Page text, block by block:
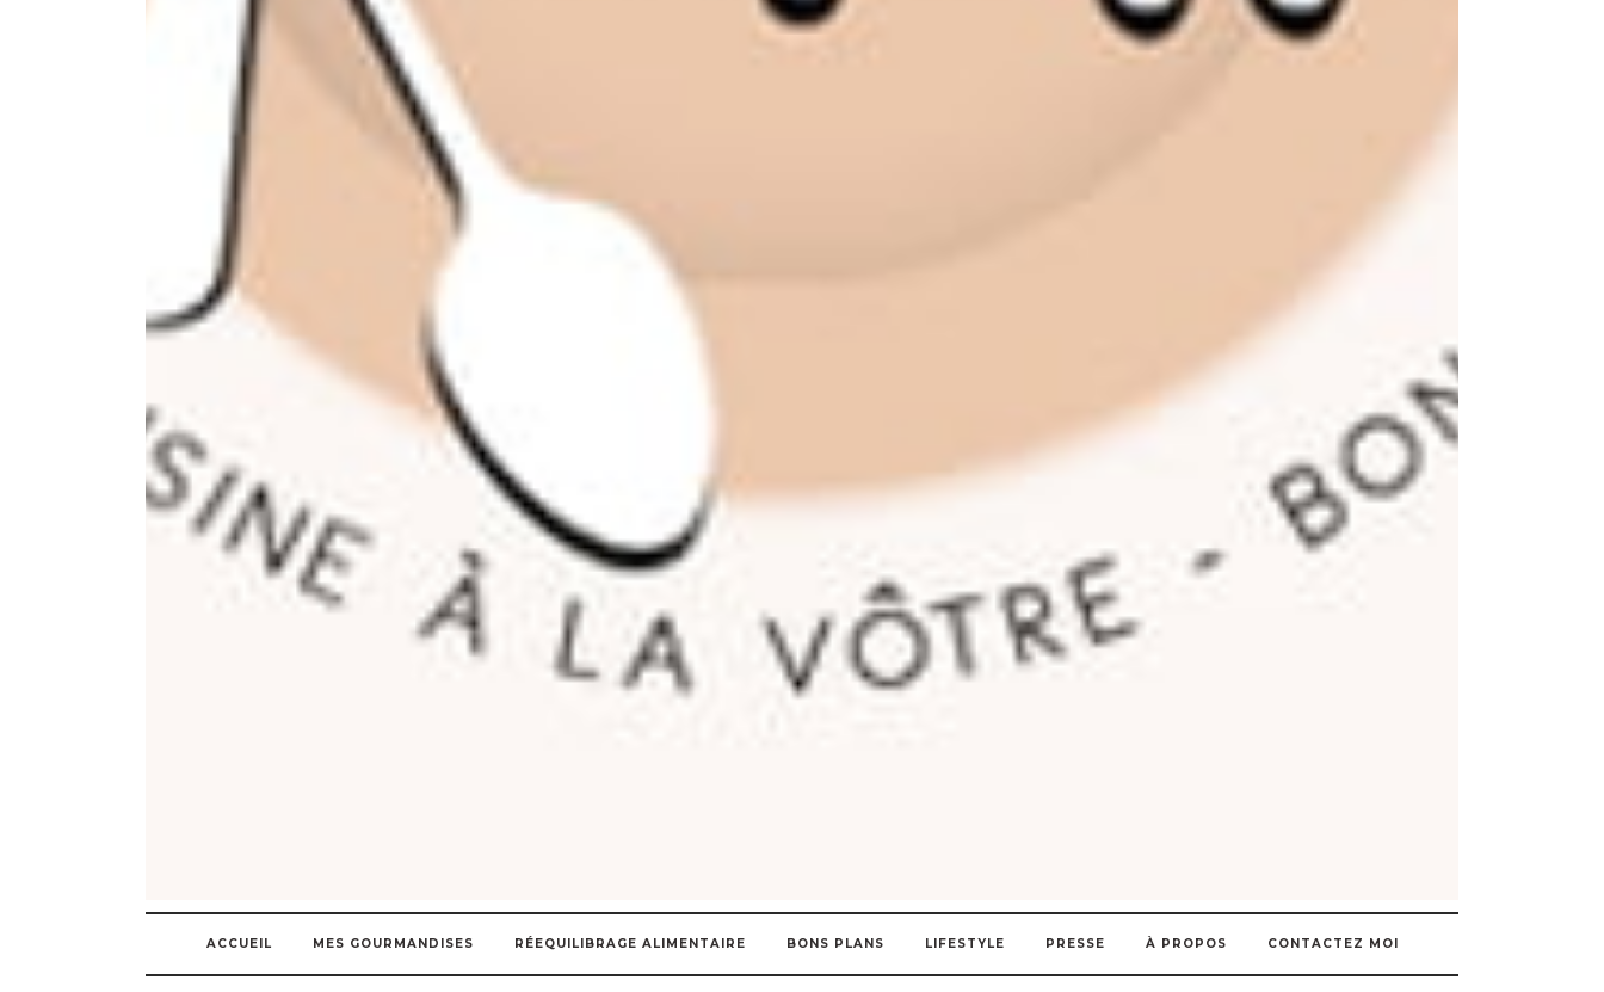
ACCUEIL MES GOURMANDISES RÉEQUILIBRAGE ALIMENTAIRE BONS PLANS LIFESTYLE PRESSE À PROPOS CONTACTEZ MOI